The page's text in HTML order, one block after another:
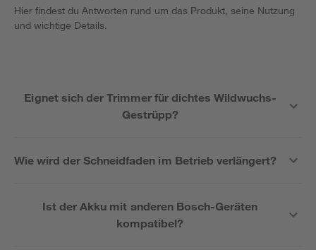
Hier findest du Antworten rund um das Produkt, seine Nutzung
und wichtige Details.
Eignet sich der Trimmer für dichtes Wildwuchs-
Gestrüpp?
Wie wird der Schneidfaden im Betrieb verlängert?
Ist der Akku mit anderen Bosch-Geräten
kompatibel?